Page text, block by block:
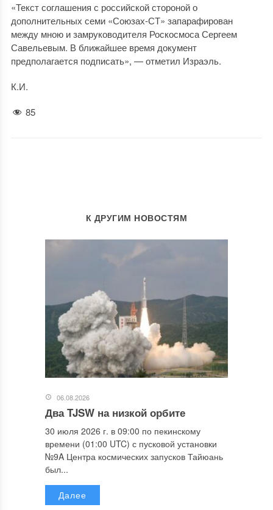
«Текст соглашения с российской стороной о
дополнительных семи «Союзах-СТ» запарафирован
между мною и замруководителя Роскосмоса Сергеем
Савельевым. В ближайшее время документ
предполагается подписать», — отметил Израэль.
К.И.
85
К ДРУГИМ НОВОСТЯМ
06.08.2026
Два TJSW на низкой орбите
30 июля 2026 г. в 09:00 по пекинскому
времени (01:00 UTC) с пусковой установки
№9A Центра космических запусков Тайюань
был...
Далее